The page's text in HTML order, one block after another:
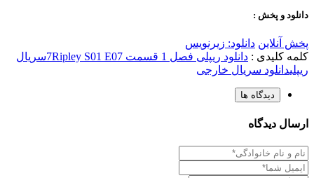
دانلود و پخش :
پخش آنلاین دانلود: زیرنویس
کلمه کلیدی : دانلود ریپلی فصل 1 قسمت 7 Ripley S01 E07 سریال
ریپلیدانلود سریال خارجی
دیدگاه ها
ارسال دیدگاه